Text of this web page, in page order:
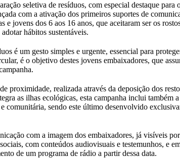
seletiva de resíduos, com especial destaque para
com a ativação dos primeiros suportes de
e jovens dos 6 aos 16 anos, que aceitaram ser os
hábitos sustentáveis.
é um gesto simples e urgente, essencial para
é o objetivo destes jovens embaixadores, que
proximidade, realizada através da deposição dos
as ilhas ecológicas, esta campanha inclui também
comunitária, sendo este último desenvolvido
com a imagem dos embaixadores, já visíveis
com conteúdos audiovisuais e testemunhos, e
de um programa de rádio a partir dessa data.